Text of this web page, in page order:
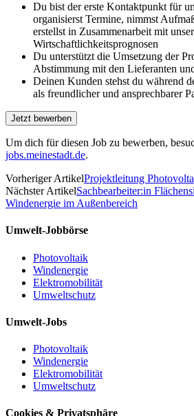
Du bist der erste Kontaktpunkt für
organisierst Termine, nimmst
erstellst in Zusammen­arbeit mit
Wirtschaftlichkeitsprognosen
Du unterstützt die Umsetzung der
Abstimmung mit den Lieferanten
Deinen Kunden stehst du während
als freundlicher und ansprechbarer
Um dich für diesen Job zu bewerben,
jobs.meinestadt.de.
Vorheriger ArtikelProjektleitung
Nächster ArtikelSachbearbeiter:in
Windenergie im Außenbereich
Umwelt-Jobbörse
Photovoltaik
Windenergie
Elektromobilität
Umweltschutz
Umwelt-Jobs
Photovoltaik
Windenergie
Elektromobilität
Umweltschutz
Cookies & Privatsphäre